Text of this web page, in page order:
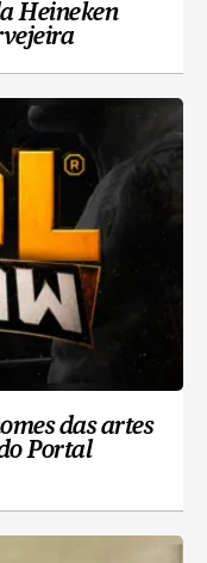
Heineken
das artes
Portal